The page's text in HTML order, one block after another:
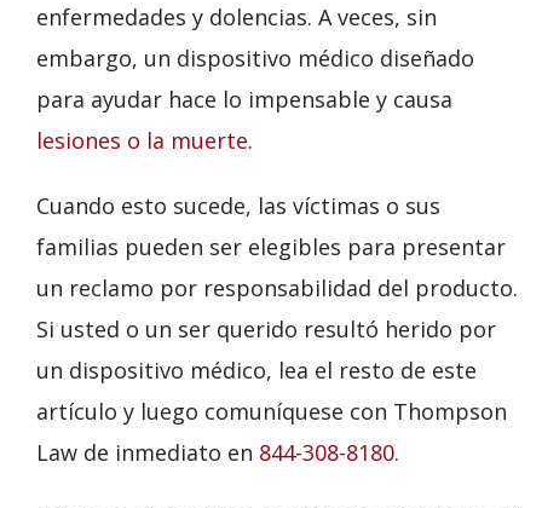
enfermedades y dolencias. A veces, sin
embargo, un dispositivo médico diseñado
para ayudar hace lo impensable y causa
lesiones o la muerte.
Cuando esto sucede, las víctimas o sus
familias pueden ser elegibles para presentar
un reclamo por responsabilidad del producto.
Si usted o un ser querido resultó herido por
un dispositivo médico, lea el resto de este
artículo y luego comuníquese con Thompson
Law de inmediato en 844-308-8180.